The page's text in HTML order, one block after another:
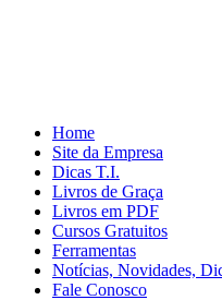
Home
Site da Empresa
Dicas T.I.
Livros de Graça
Livros em PDF
Cursos Gratuitos
Ferramentas
Notícias, Novidades,
Fale Conosco